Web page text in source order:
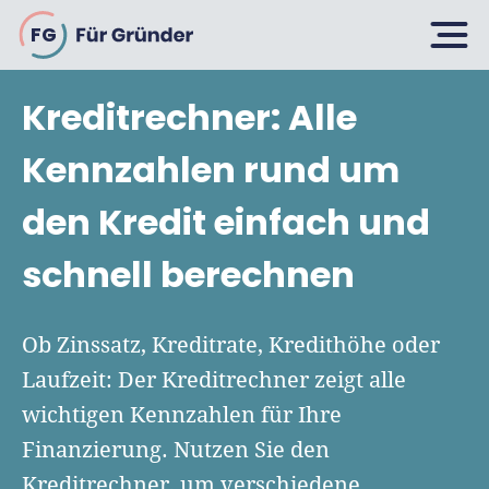
FG
Planen
Selbstständig machen
Über 500 Geschäftsideen
Geschäftsmodell entwickeln
Businessplan schreiben
Businessplan-Vorlage & Muster
Gründen
Firma gründen: 10 Tipps
Rechtsform wählen
UG gründen
GmbH gründen
Wachsen
6 Tipps zum Start
Finanzieren
Kreditrechner: Alle
Kennzahlen rund um
den Kredit einfach und
schnell berechnen
Ob Zinssatz, Kreditrate, Kredithöhe oder
Laufzeit: Der Kreditrechner zeigt alle
wichtigen Kennzahlen für Ihre
Finanzierung. Nutzen Sie den